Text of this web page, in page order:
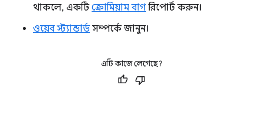
থাকলে, একটিক্রোমিয়াম বাগরিপোর্ট করুন।
ওয়েব স্ট্যান্ডার্ডসম্পর্কে জানুন।
এটি কাজে লেগেছে?